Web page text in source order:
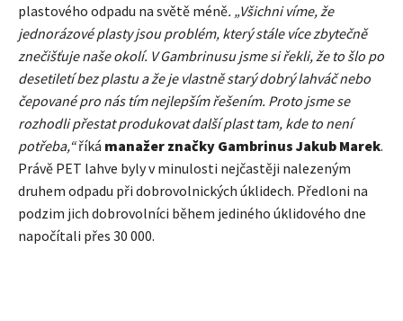
plastového odpadu na světě méně. „Všichni víme, že
jednorázové plasty jsou problém, který stále více zbytečně
znečišťuje naše okolí. V Gambrinusu jsme si řekli, že to šlo po
desetiletí bez plastu a že je vlastně starý dobrý lahváč nebo
čepované pro nás tím nejlepším řešením. Proto jsme se
rozhodli přestat produkovat další plast tam, kde to není
potřeba,“říká manažer značky Gambrinus Jakub Marek.
Právě PET lahve byly v minulosti nejčastěji nalezeným
druhem odpadu při dobrovolnických úklidech. Předloni na
podzim jich dobrovolníci během jediného úklidového dne
napočítali přes 30 000.